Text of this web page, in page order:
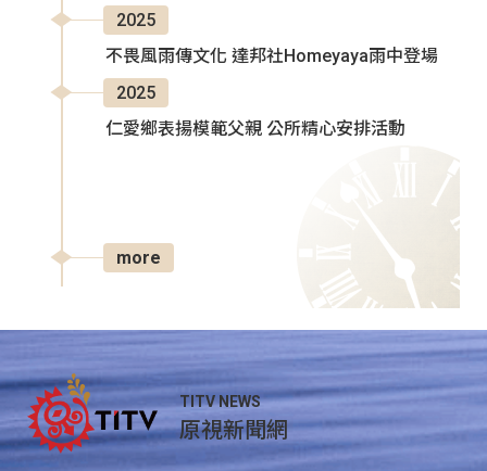
2025
不畏風雨傳文化 達邦社Homeyaya雨中登場
2025
仁愛鄉表揚模範父親 公所精心安排活動
more
TITV NEWS
原視新聞網